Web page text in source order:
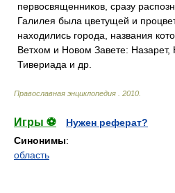
первосвященников, сразу
Галилея была цветущей и
находились города, названия
Ветхом и Новом Завете: Назарет,
Тивериада и др.
Православная энциклопедия 2010
Игры ⚽
Нужен реферат?
Синонимы:
область